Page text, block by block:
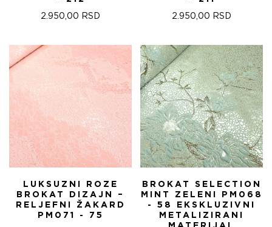
2.950,00 RSD
2.950,00 RSD
LUKSUZNI ROZE
BROKAT DIZAJN –
RELJEFNI ŽAKARD
PM071 - 75
BROKAT SELECTION
MINT ZELENI PM068
- 58 EKSKLUZIVNI
METALIZIRANI